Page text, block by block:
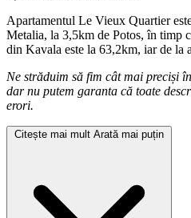
Apartamentul Le Vieux Quartier
Metalia, la 3,5km de Potos, în timp
din Kavala este la 63,2km, iar de la
Ne străduim să fim cât mai preciși
dar nu putem garanta că toate
erori.
Citește mai mult Arată mai puțin